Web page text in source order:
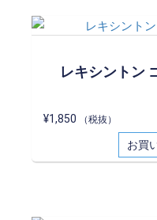
レキシントン
¥1,850 （税抜）
お買